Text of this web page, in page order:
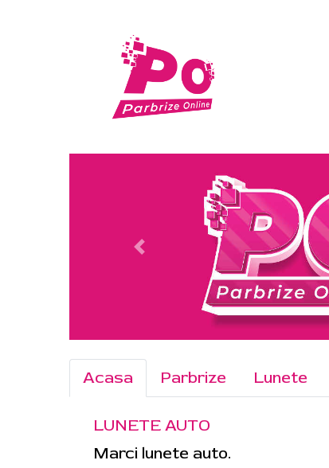
Acasa Parbrize Lunete
LUNETE AUTO
Marci lunete auto.